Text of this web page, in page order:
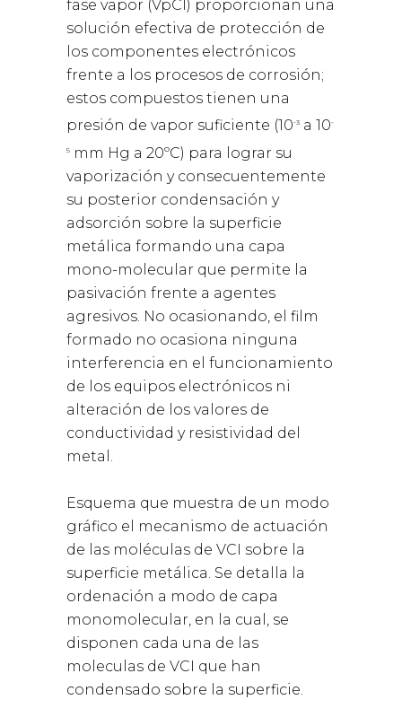
fase vapor (VpCI) proporcionan una
solución efectiva de protección de
los componentes electrónicos
frente a los procesos de corrosión;
estos compuestos tienen una
presión de vapor suficiente (10-3 a 10-
5 mm Hg a 20ºC) para lograr su
vaporización y consecuentemente
su posterior condensación y
adsorción sobre la superficie
metálica formando una capa
mono-molecular que permite la
pasivación frente a agentes
agresivos. No ocasionando, el film
formado no ocasiona ninguna
interferencia en el funcionamiento
de los equipos electrónicos ni
alteración de los valores de
conductividad y resistividad del
metal.
Esquema que muestra de un modo
gráfico el mecanismo de actuación
de las moléculas de VCI sobre la
superficie metálica. Se detalla la
ordenación a modo de capa
monomolecular, en la cual, se
disponen cada una de las
moleculas de VCI que han
condensado sobre la superficie.